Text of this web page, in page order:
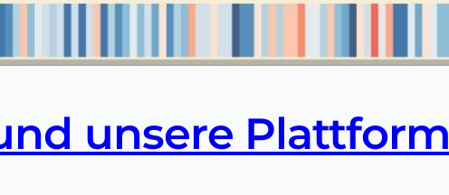
unsere Plattform